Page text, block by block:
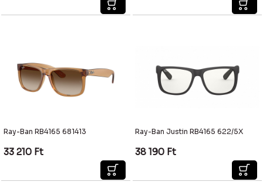
Ray-Ban RB4165 681413
33 210 Ft
Ray-Ban Justin RB4165 622/5X
38 190 Ft